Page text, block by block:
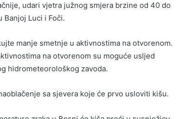
udari vjetra južnog smjera brzine od 40 do
Banjoj Luci i Foči.
manje smetnje u aktivnostima na otvorenom.
na otvorenom su moguće usljed
hidrometeorološkog zavoda.
sa sjevera koje će prvo usloviti kišu.